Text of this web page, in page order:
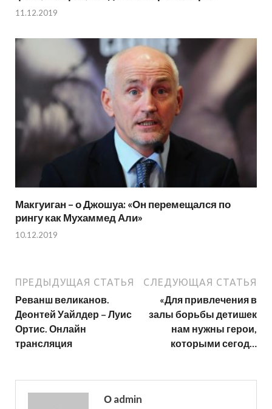
11.12.2019
Макгуиган – о Джошуа: «Он перемещался по
рингу как Мухаммед Али»
10.12.2019
ПРЕДЫДУЩАЯ СТАТЬЯ
Реванш великанов.
Деонтей Уайлдер – Луис
Ортис. Онлайн
трансляция
СЛЕДУЮЩАЯ СТАТЬЯ
«Для привлечения в
залы борьбы детишек
нам нужны герои,
которыми сегод…
О admin